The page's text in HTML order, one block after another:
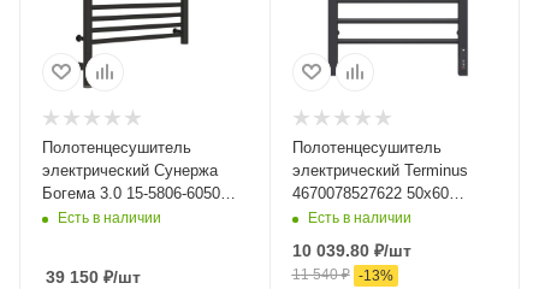
Полотенцесушитель
электрический Сунержа
Богема 3.0 15-5806-6050
50х60 черный
Есть в наличии
39 150 ₽/шт
Полотенцесушитель
электрический Terminus
4670078527622 50х60
черный
Есть в наличии
10 039.80₽/шт
11 540₽ -13%